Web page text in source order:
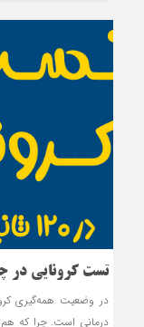
تست کرونایی در
در وضعیت همه‌گیری
درمانی است. چرا که